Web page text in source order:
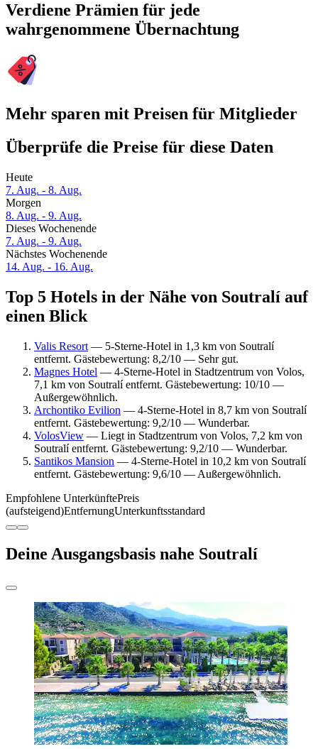
Verdiene Prämien für jede
wahrgenommene Übernachtung
Mehr sparen mit Preisen für Mitglieder
Überprüfe die Preise für diese Daten
Heute
7. Aug. - 8. Aug.
Morgen
8. Aug. - 9. Aug.
Dieses Wochenende
7. Aug. - 9. Aug.
Nächstes Wochenende
14. Aug. - 16. Aug.
Top 5 Hotels in der Nähe von Soutralí auf
einen Blick
Valis Resort — 5-Sterne-Hotel in 1,3 km von Soutralí
entfernt. Gästebewertung: 8,2/10 — Sehr gut.
Magnes Hotel — 4-Sterne-Hotel in Stadtzentrum von Volos,
7,1 km von Soutralí entfernt. Gästebewertung: 10/10 —
Außergewöhnlich.
Archontiko Evilion — 4-Sterne-Hotel in 8,7 km von Soutralí
entfernt. Gästebewertung: 9,2/10 — Wunderbar.
VolosView — Liegt in Stadtzentrum von Volos, 7,2 km von
Soutralí entfernt. Gästebewertung: 9,2/10 — Wunderbar.
Santikos Mansion — 4-Sterne-Hotel in 10,2 km von Soutralí
entfernt. Gästebewertung: 9,6/10 — Außergewöhnlich.
Empfohlene UnterkünftePreis
(aufsteigend)EntfernungUnterkunftsstandard
Deine Ausgangsbasis nahe Soutralí